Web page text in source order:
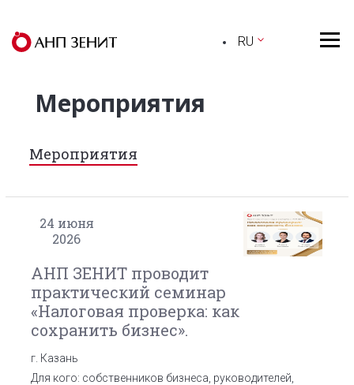
RU
Мероприятия
Мероприятия
24 июня
2026
АНП ЗЕНИТ проводит
практический семинар
«Налоговая проверка: как
сохранить бизнес».
г. Казань
Для кого: собственников бизнеса, руководителей,